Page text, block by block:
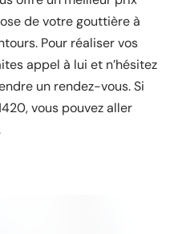
de votre gouttière à
Pour réaliser vos
appel à lui et n’hésitez
un rendez-vous. Si
vous pouvez aller